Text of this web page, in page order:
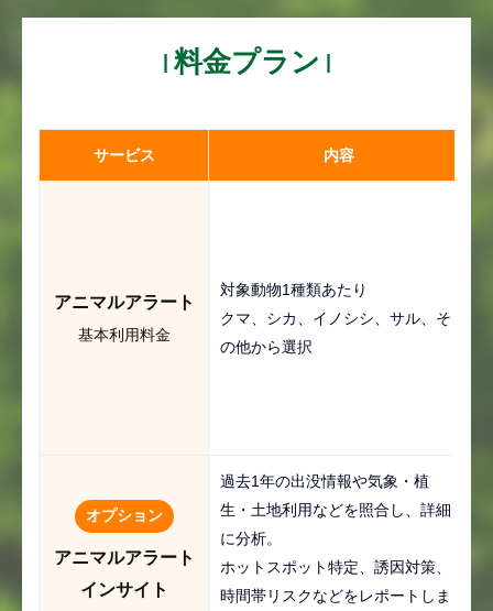
料金プラン
サービス 内容
アニマルアラート
基本利用料金
対象動物1種類あたり
クマ、シカ、イノシシ、サル、そ
の他から選択
オプション
アニマルアラート
インサイト
過去1年の出没情報や気象・植
生・土地利用などを照合し、詳細
に分析。
ホットスポット特定、誘因対策、
時間帯リスクなどをレポートしま